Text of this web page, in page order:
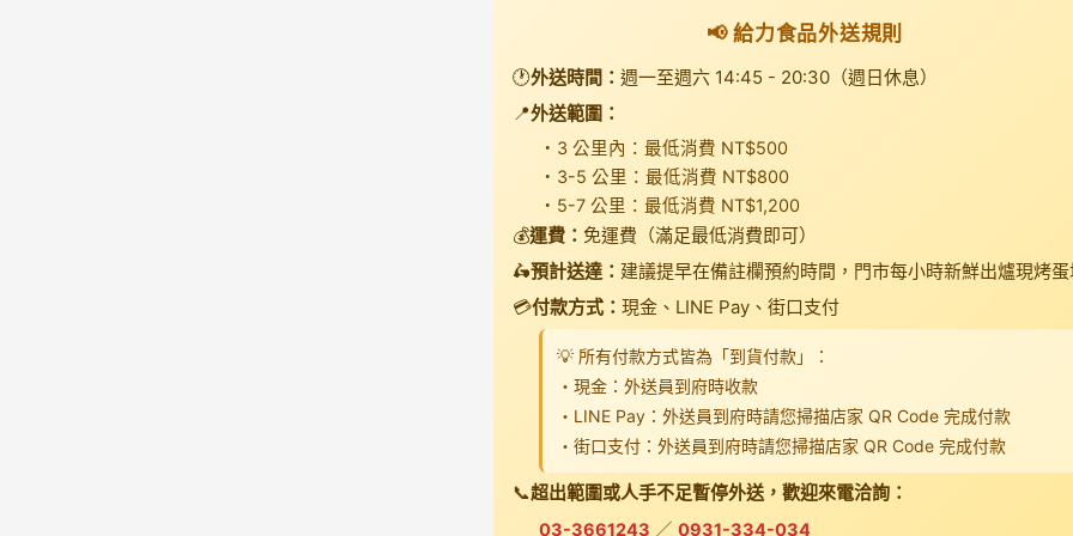
📢 給力食品外送規則
🕐外送時間： 週一至週六 14:45 - 20:30（週日休息）
📍外送範圍：
・3 公里內：最低消費 NT$500
・3-5 公里：最低消費 NT$800
・5-7 公里：最低消費 NT$1,200
💰運費： 免運費（滿足最低消費即可）
🛵預計送達： 建議提早在備註欄預約時間，門市每小時新鮮出爐現烤
💳付款方式： 現金、LINE Pay、街口支付
💡 所有付款方式皆為「到貨付款」：
・現金：外送員到府時收款
・LINE Pay：外送員到府時請您掃描店家 QR Code 完成付款
・街口支付：外送員到府時請您掃描店家 QR Code 完成付款
📞超出範圍或人手不足暫停外送，歡迎來電洽詢：
03-3661243 ／ 0931-334-034